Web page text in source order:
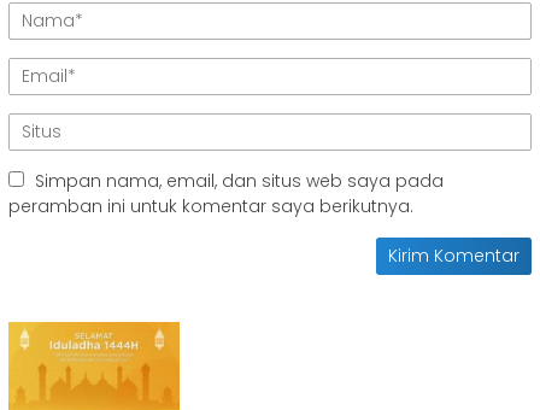
Simpan nama, email, dan situs web saya pada
peramban ini untuk komentar saya berikutnya.